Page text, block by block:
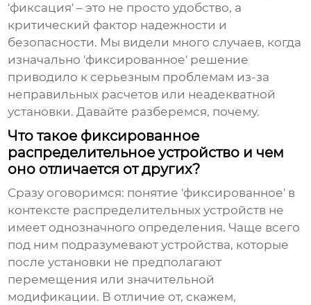
'фиксация' – это не просто удобство, а
критический фактор надежности и
безопасности. Мы видели много случаев, когда
изначально 'фиксированное' решение
приводило к серьезным проблемам из-за
неправильных расчетов или неадекватной
установки. Давайте разберемся, почему.
Что такое фиксированное
распределительное устройство и чем
оно отличается от других?
Сразу оговоримся: понятие 'фиксированное' в
контексте распределительных устройств не
имеет однозначного определения. Чаще всего
под ним подразумевают устройства, которые
после установки не предполагают
перемещения или значительной
модификации. В отличие от, скажем,